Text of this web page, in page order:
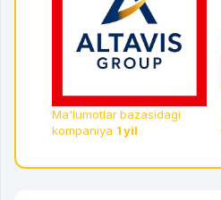
Ma'lumotlar bazasidagi
kompaniya 1 yil